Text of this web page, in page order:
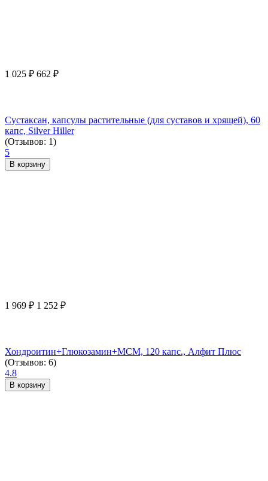
1 025 ₽ 662 ₽
Сустаксан, капсулы растительные (для суставов и хрящей), 60
капс, Silver Hiller
(Отзывов: 1)
5
В корзину
1 969 ₽ 1 252 ₽
Хондроитин+Глюкозамин+МСМ, 120 капс., Алфит Плюс
(Отзывов: 6)
4.8
В корзину